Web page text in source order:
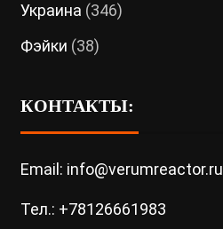
Украина (346)
Фэйки (38)
КОНТАКТЫ:
Email: info@verumreactor.ru
Тел.: +78126661983